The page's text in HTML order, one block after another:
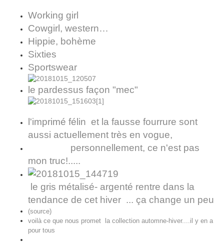
Working girl
Cowgirl, western…
Hippie, bohème
Sixties
Sportswear
le pardessus façon "mec"
l'imprimé félin et la fausse fourrure sont
aussi actuellement très en vogue,
personnellement, ce n'est pas
mon truc!.....
le gris métalisé- argenté rentre dans la
tendance de cet hiver ... ça change un peu
(source)
voilà ce que nous promet la collection automne-hiver....il y en a
pour tous